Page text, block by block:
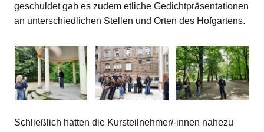
geschuldet gab es zudem etliche Gedichtpräsentationen
an unterschiedlichen Stellen und Orten des Hofgartens.
Schließlich hatten die Kursteilnehmer/-innen nahezu